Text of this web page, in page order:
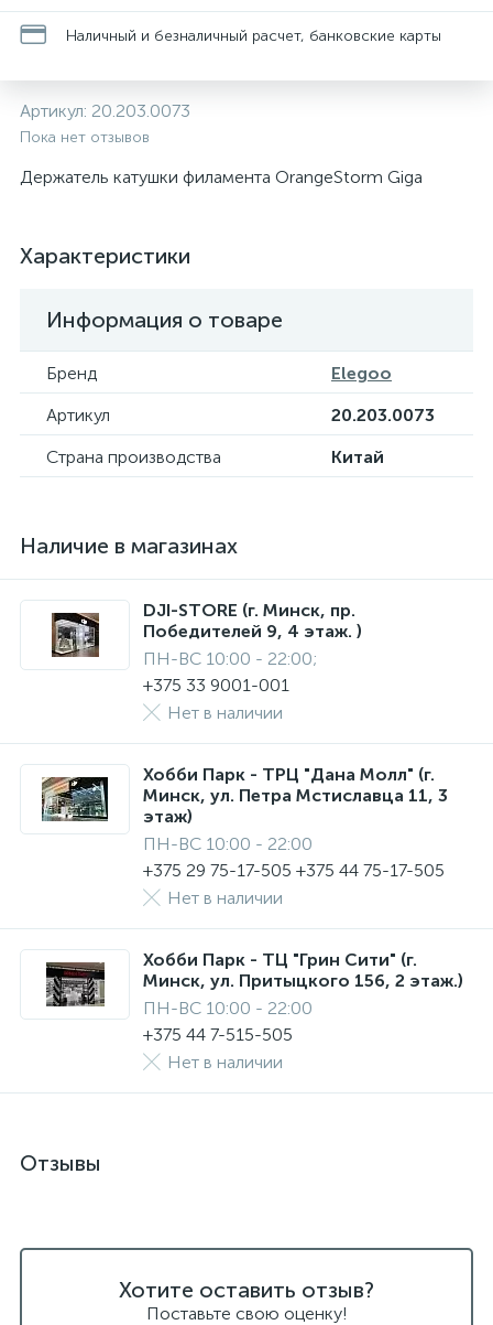
Наличный и безналичный расчет, банковские карты
Артикул: 20.203.0073
Пока нет отзывов
Держатель катушки филамента OrangeStorm Giga
Характеристики
Информация о товаре
Бренд
Elegoo
Артикул
20.203.0073
Страна производства
Китай
Наличие в магазинах
DJI-STORE (г. Минск, пр.
Победителей 9, 4 этаж. )
ПН-ВС 10:00 - 22:00;
+375 33 9001-001
Нет в наличии
Хобби Парк - ТРЦ "Дана Молл" (г.
Минск, ул. Петра Мстиславца 11, 3
этаж)
ПН-ВС 10:00 - 22:00
+375 29 75-17-505 +375 44 75-17-505
Нет в наличии
Хобби Парк - ТЦ "Грин Сити" (г.
Минск, ул. Притыцкого 156, 2 этаж.)
ПН-ВС 10:00 - 22:00
+375 44 7-515-505
Нет в наличии
Отзывы
Хотите оставить отзыв?
Поставьте свою оценку!